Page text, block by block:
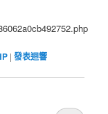
|發表迴響